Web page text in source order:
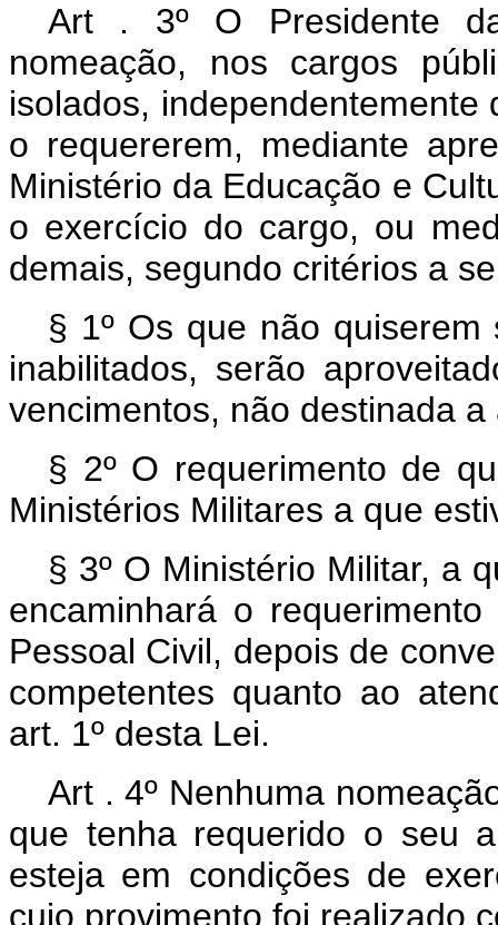
Art . 3º O Presidente
nomeação, nos cargos
isolados,
o requererem, mediante
Ministério da Educação e
o exercício do cargo, ou
demais, segundo critérios a
§ 1º Os que não
inabilitados, serão
vencimentos, não destinada a
§ 2º O requerimento de
Ministérios Militares a que
§ 3º O Ministério Militar, a
encaminhará o
Pessoal Civil, depois de
competentes quanto ao
art. 1º desta Lei.
Art . 4º Nenhuma
que tenha requerido o seu
esteja em condições de
cujo provimento foi realizado